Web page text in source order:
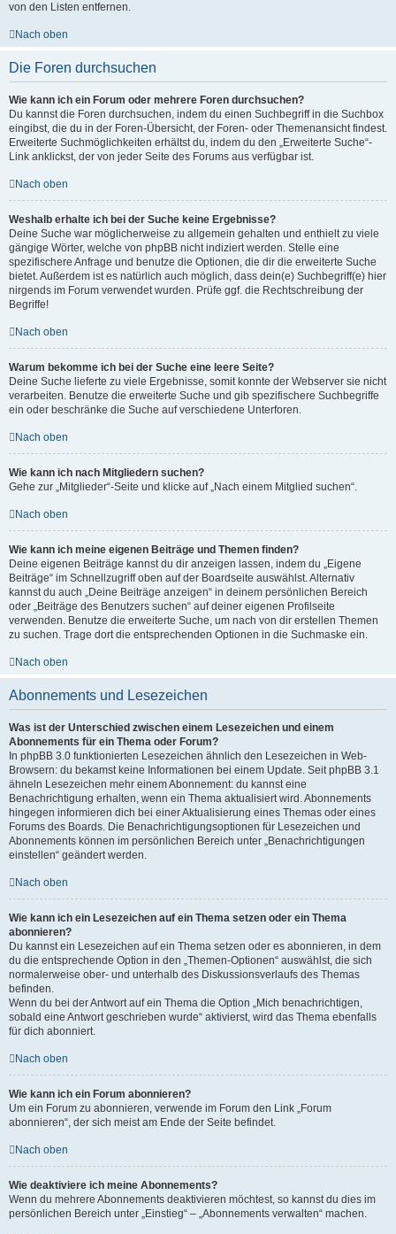
von den Listen entfernen.
Nach oben
Die Foren durchsuchen
Wie kann ich ein Forum oder mehrere Foren durchsuchen?
Du kannst die Foren durchsuchen, indem du einen Suchbegriff in die Suchbox
eingibst, die du in der Foren-Übersicht, der Foren- oder Themenansicht findest.
Erweiterte Suchmöglichkeiten erhältst du, indem du den „Erweiterte Suche“-
Link anklickst, der von jeder Seite des Forums aus verfügbar ist.
Nach oben
Weshalb erhalte ich bei der Suche keine Ergebnisse?
Deine Suche war möglicherweise zu allgemein gehalten und enthielt zu viele
gängige Wörter, welche von phpBB nicht indiziert werden. Stelle eine
spezifischere Anfrage und benutze die Optionen, die dir die erweiterte Suche
bietet. Außerdem ist es natürlich auch möglich, dass dein(e) Suchbegriff(e) hier
nirgends im Forum verwendet wurden. Prüfe ggf. die Rechtschreibung der
Begriffe!
Nach oben
Warum bekomme ich bei der Suche eine leere Seite?
Deine Suche lieferte zu viele Ergebnisse, somit konnte der Webserver sie nicht
verarbeiten. Benutze die erweiterte Suche und gib spezifischere Suchbegriffe
ein oder beschränke die Suche auf verschiedene Unterforen.
Nach oben
Wie kann ich nach Mitgliedern suchen?
Gehe zur „Mitglieder“-Seite und klicke auf „Nach einem Mitglied suchen“.
Nach oben
Wie kann ich meine eigenen Beiträge und Themen finden?
Deine eigenen Beiträge kannst du dir anzeigen lassen, indem du „Eigene
Beiträge“ im Schnellzugriff oben auf der Boardseite auswählst. Alternativ
kannst du auch „Deine Beiträge anzeigen“ in deinem persönlichen Bereich
oder „Beiträge des Benutzers suchen“ auf deiner eigenen Profilseite
verwenden. Benutze die erweiterte Suche, um nach von dir erstellen Themen
zu suchen. Trage dort die entsprechenden Optionen in die Suchmaske ein.
Nach oben
Abonnements und Lesezeichen
Was ist der Unterschied zwischen einem Lesezeichen und einem
Abonnements für ein Thema oder Forum?
In phpBB 3.0 funktionierten Lesezeichen ähnlich den Lesezeichen in Web-
Browsern: du bekamst keine Informationen bei einem Update. Seit phpBB 3.1
ähneln Lesezeichen mehr einem Abonnement: du kannst eine
Benachrichtigung erhalten, wenn ein Thema aktualisiert wird. Abonnements
hingegen informieren dich bei einer Aktualisierung eines Themas oder eines
Forums des Boards. Die Benachrichtigungsoptionen für Lesezeichen und
Abonnements können im persönlichen Bereich unter „Benachrichtigungen
einstellen“ geändert werden.
Nach oben
Wie kann ich ein Lesezeichen auf ein Thema setzen oder ein Thema
abonnieren?
Du kannst ein Lesezeichen auf ein Thema setzen oder es abonnieren, in dem
du die entsprechende Option in den „Themen-Optionen“ auswählst, die sich
normalerweise ober- und unterhalb des Diskussionsverlaufs des Themas
befinden.
Wenn du bei der Antwort auf ein Thema die Option „Mich benachrichtigen,
sobald eine Antwort geschrieben wurde“ aktivierst, wird das Thema ebenfalls
für dich abonniert.
Nach oben
Wie kann ich ein Forum abonnieren?
Um ein Forum zu abonnieren, verwende im Forum den Link „Forum
abonnieren“, der sich meist am Ende der Seite befindet.
Nach oben
Wie deaktiviere ich meine Abonnements?
Wenn du mehrere Abonnements deaktivieren möchtest, so kannst du dies im
persönlichen Bereich unter „Einstieg“ – „Abonnements verwalten“ machen.